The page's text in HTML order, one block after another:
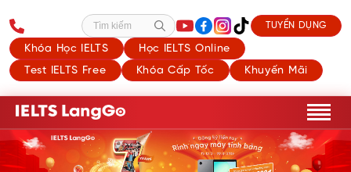
Khóa Học IELTS
Học IELTS Online
Test IELTS Free
Khóa Cấp Tốc Khuyến Mãi
Tìm kiếm TUYỂN DỤNG